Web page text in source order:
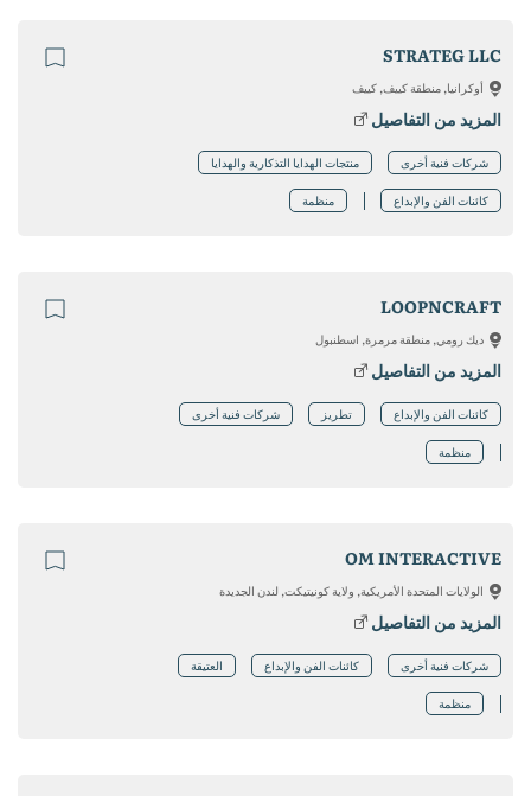
STRATEG LLC
أوكرانيا, منطقة كييف, كييف
المزيد من التفاصيل
شركات فنية أخرى منتجات الهدايا التذكارية والهدايا
كائنات الفن والإبداع منظمة
LOOPNCRAFT
ديك رومي, منطقة مرمرة, اسطنبول
المزيد من التفاصيل
كائنات الفن والإبداع تطريز شركات فنية أخرى
منظمة
OM INTERACTIVE
الولايات المتحدة الأمريكية, ولاية كونيتيكت, لندن الجديدة
المزيد من التفاصيل
شركات فنية أخرى كائنات الفن والإبداع العتيقة
منظمة